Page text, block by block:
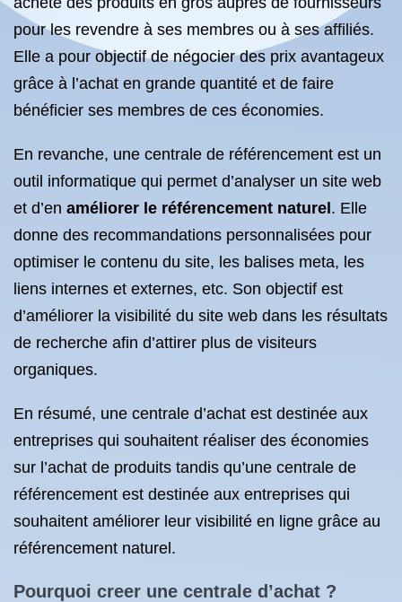
pour les revendre à ses membres ou à ses affiliés.
Elle a pour objectif de négocier des prix avantageux
grâce à l’achat en grande quantité et de faire
bénéficier ses membres de ces économies.
En revanche, une centrale de référencement est un
outil informatique qui permet d’analyser un site web
et d’en améliorer le référencement naturel . Elle
donne des recommandations personnalisées pour
optimiser le contenu du site, les balises meta, les
liens internes et externes, etc. Son objectif est
d’améliorer la visibilité du site web dans les résultats
de recherche afin d’attirer plus de visiteurs
organiques.
En résumé, une centrale d’achat est destinée aux
entreprises qui souhaitent réaliser des économies
sur l’achat de produits tandis qu’une centrale de
référencement est destinée aux entreprises qui
souhaitent améliorer leur visibilité en ligne grâce au
référencement naturel.
Pourquoi creer une centrale d’achat ?